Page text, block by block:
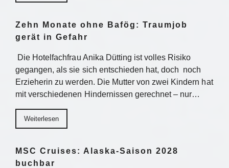
Zehn Monate ohne Bafög: Traumjob
gerät in Gefahr
Die Hotelfachfrau Anika Dütting ist volles Risiko
gegangen, als sie sich entschieden hat, doch noch
Erzieherin zu werden. Die Mutter von zwei Kindern hat
mit verschiedenen Hindernissen gerechnet – nur…
Weiterlesen
MSC Cruises: Alaska-Saison 2028
buchbar